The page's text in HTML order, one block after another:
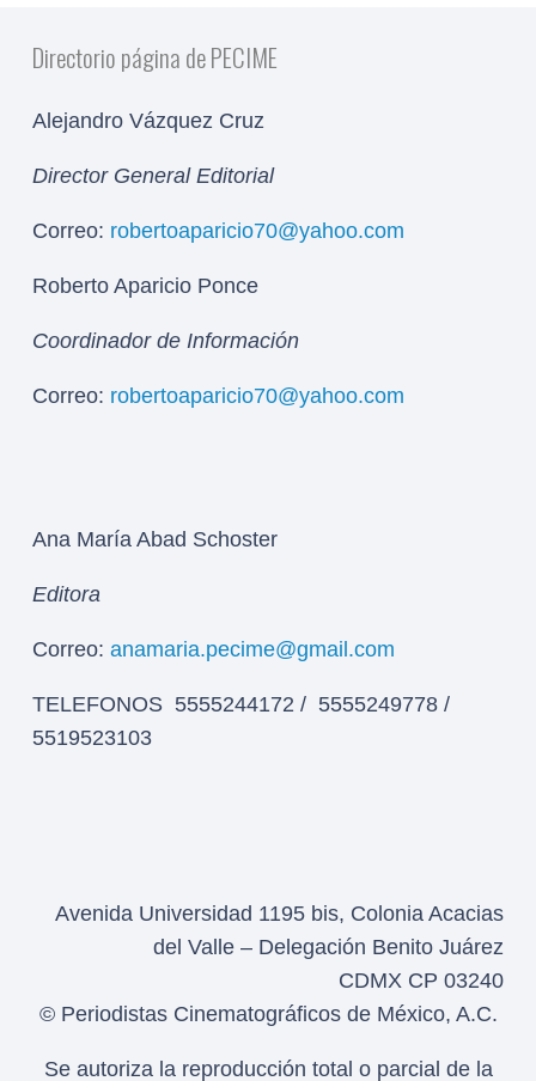
Directorio página de PECIME
Alejandro Vázquez Cruz
Director General Editorial
Correo: robertoaparicio70@yahoo.com
Roberto Aparicio Ponce
Coordinador de Información
Correo: robertoaparicio70@yahoo.com
Ana María Abad Schoster
Editora
Correo: anamaria.pecime@gmail.com
TELEFONOS 5555244172 / 5555249778 /
5519523103
Avenida Universidad 1195 bis, Colonia Acacias
del Valle – Delegación Benito Juárez
CDMX CP 03240
© Periodistas Cinematográficos de México, A.C.
Se autoriza la reproducción total o parcial de la